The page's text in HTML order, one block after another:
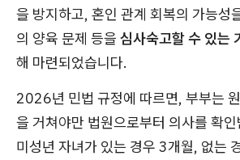
을 방지하고, 혼인 관계 회복의 가능성
의 양육 문제 등을 심사숙고할 수 있는
해 마련되었습니다.
2026년 민법 규정에 따르면, 부부는
을 거쳐야만 법원으로부터 의사를 확
미성년 자녀가 있는 경우 3개월, 없는